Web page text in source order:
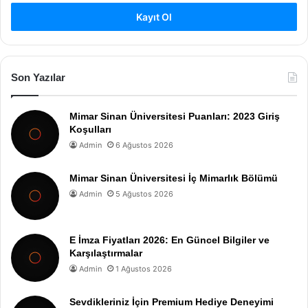
Kayıt Ol
Son Yazılar
Mimar Sinan Üniversitesi Puanları: 2023 Giriş
Koşulları
Admin 6 Ağustos 2026
Mimar Sinan Üniversitesi İç Mimarlık Bölümü
Admin 5 Ağustos 2026
E İmza Fiyatları 2026: En Güncel Bilgiler ve
Karşılaştırmalar
Admin 1 Ağustos 2026
Sevdikleriniz İçin Premium Hediye Deneyimi